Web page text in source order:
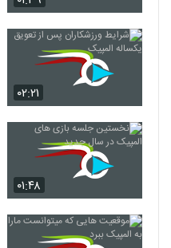
۰۲:۲۱
۰۱:۴۸